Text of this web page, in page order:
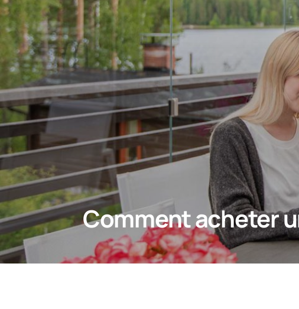
Comment acheter